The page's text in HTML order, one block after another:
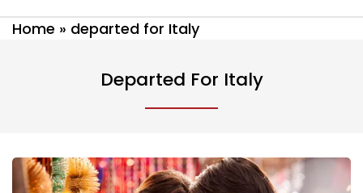
Home » departed for Italy
Departed For Italy